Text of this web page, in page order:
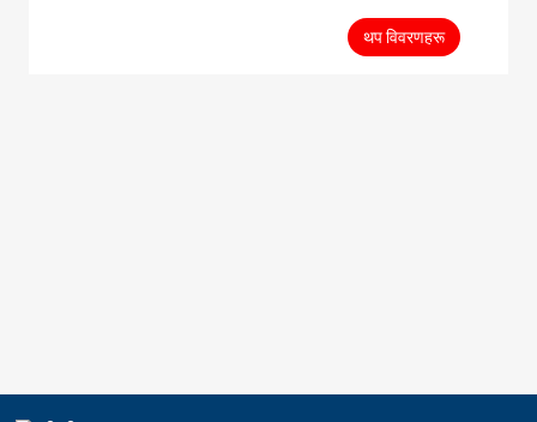
स्टेनलेस स्टील कार्बन स्टील एल्युमिनियम मिश्र धातु
१२० PVC PU पहिरन-प्रतिरोधी रबर फूड्स
H1000/1000 २०० H1000/1500 १२० H1000/१५००
थप विवरणहरू